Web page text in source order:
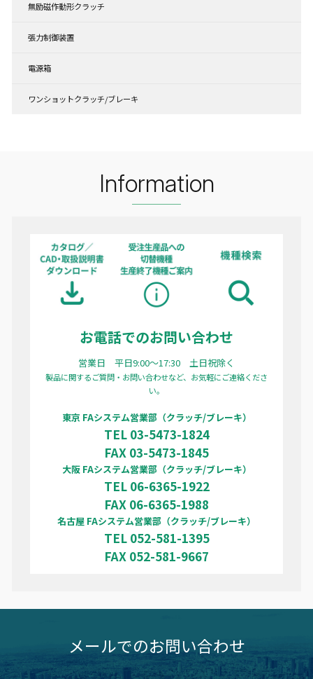
無励磁作動形クラッチ
張力制御装置
電源箱
ワンショットクラッチ/ブレーキ
Information
お電話でのお問い合わせ
営業日 平日9:00〜17:30 土日祝除く
製品に関するご質問・お問い合わせなど、お気軽にご連絡くださ
い。
東京 FAシステム営業部（クラッチ/ブレーキ）
TEL 03-5473-1824
FAX 03-5473-1845
大阪 FAシステム営業部（クラッチ/ブレーキ）
TEL 06-6365-1922
FAX 06-6365-1988
名古屋 FAシステム営業部（クラッチ/ブレーキ）
TEL 052-581-1395
FAX 052-581-9667
メールでのお問い合わせ